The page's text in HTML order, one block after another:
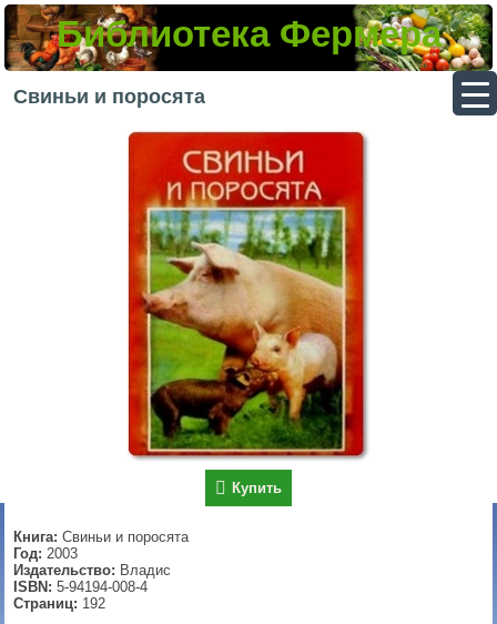
Библиотека Фермера
Свиньи и поросята
Купить
Книга: Свиньи и поросята
Год: 2003
Издательство: Владис
ISBN: 5-94194-008-4
Страниц: 192
▼